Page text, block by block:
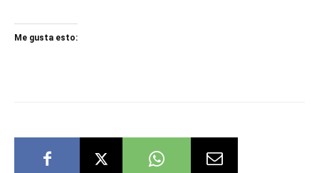
Me gusta esto: